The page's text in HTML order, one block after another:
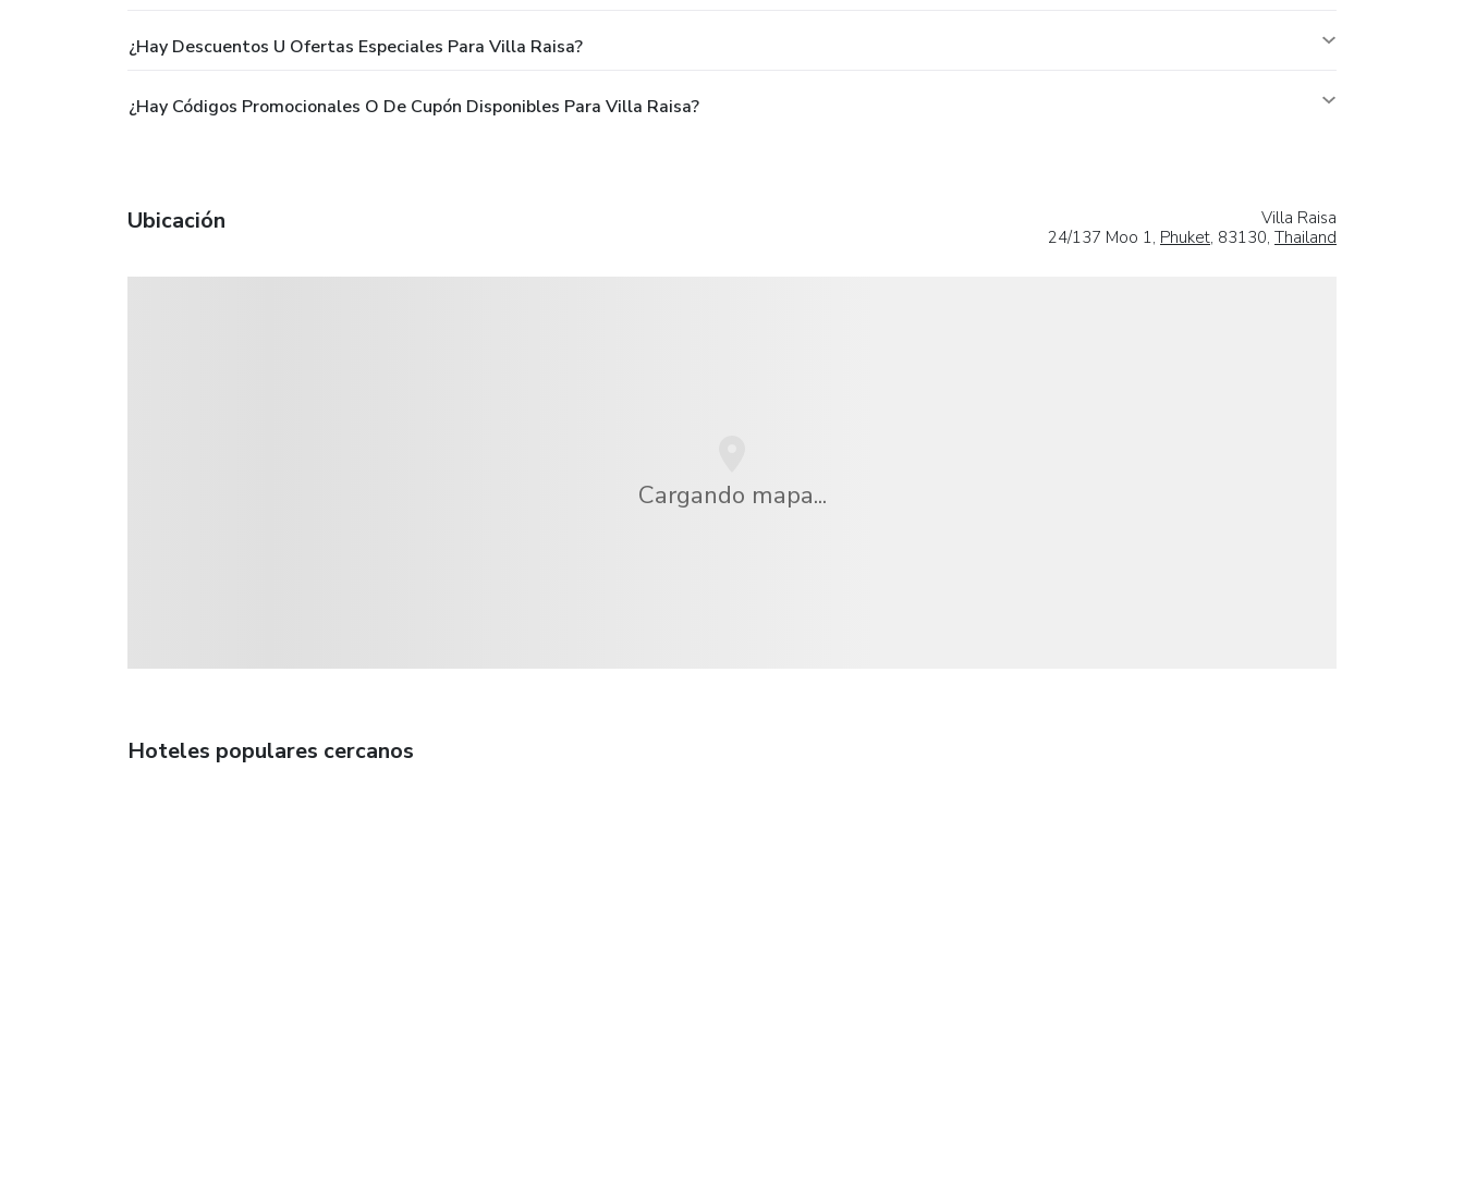
¿Hay Descuentos U Ofertas Especiales Para Villa Raisa?
¿Hay Códigos Promocionales O De Cupón Disponibles Para Villa Raisa?
Ubicación
Villa Raisa
24/137 Moo 1, Phuket, 83130, Thailand
Cargando mapa...
Hoteles populares cercanos